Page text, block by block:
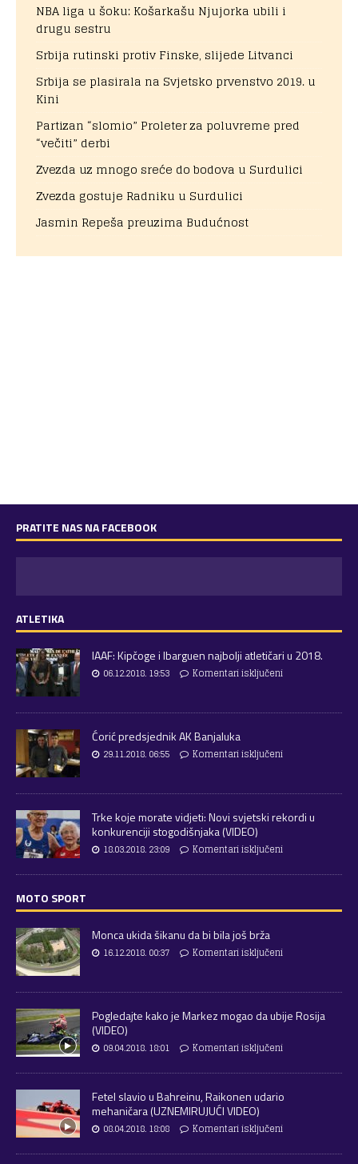
NBA liga u šoku: Košarkašu Njujorka ubili i
drugu sestru
Srbija rutinski protiv Finske, slijede Litvanci
Srbija se plasirala na Svjetsko prvenstvo 2019. u
Kini
Partizan “slomio” Proleter za poluvreme pred
“večiti” derbi
Zvezda uz mnogo sreće do bodova u Surdulici
Zvezda gostuje Radniku u Surdulici
Jasmin Repeša preuzima Budućnost
PRATITE NAS NA FACEBOOK
ATLETIKA
IAAF: Kipčoge i Ibarguen najbolji atletičari u 2018.
06.12.2018. 19:53 Komentari isključeni
Ćorić predsjednik AK Banjaluka
29.11.2018. 06:55 Komentari isključeni
Trke koje morate vidjeti: Novi svjetski rekordi u
konkurenciji stogodišnjaka (VIDEO)
18.03.2018. 23:09 Komentari isključeni
MOTO SPORT
Monca ukida šikanu da bi bila još brža
16.12.2018. 00:37 Komentari isključeni
Pogledajte kako je Markez mogao da ubije Rosija
(VIDEO)
09.04.2018. 18:01 Komentari isključeni
Fetel slavio u Bahreinu, Raikonen udario
mehaničara (UZNEMIRUJUĆI VIDEO)
08.04.2018. 18:08 Komentari isključeni